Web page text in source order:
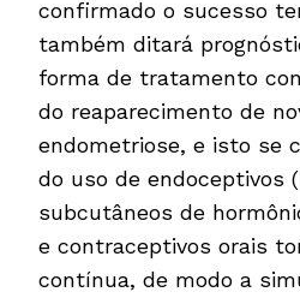
confirmado o sucesso
também ditará
forma de tratamento
do reaparecimento de
endometriose, e isto se
do uso de endoceptivos
subcutâneos de
e contraceptivos orais
contínua, de modo a